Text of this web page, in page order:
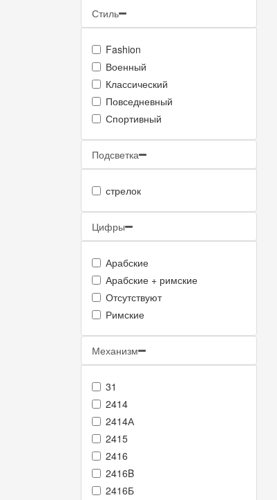
Стиль
Fashion
Военный
Классический
Повседневный
Спортивный
Подсветка
стрелок
Цифры
Арабские
Арабские + римские
Отсутствуют
Римские
Механизм
31
2414
2414А
2415
2416
2416B
2416Б